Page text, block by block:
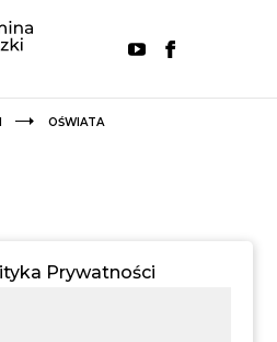
OŚWIATA
Prywatności